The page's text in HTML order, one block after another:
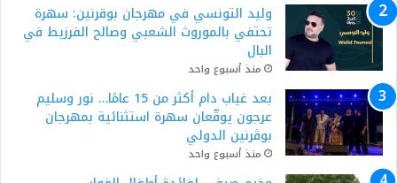
وليد التونسي في مهرجان بوقرنين: سهرة
تحتفي بالموروث الشعبي وصالح الفرزيط في
البال
منذ أسبوع واحد
بعد غياب دام أكثر من 15 عامًا… نور وسليم
عرجون يوقّعان سهرة استثنائية بمهرجان
بوڨرنين الدولي
منذ أسبوع واحد